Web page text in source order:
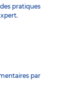
pratiques
par